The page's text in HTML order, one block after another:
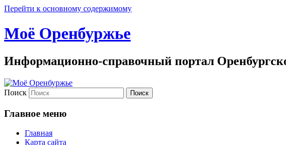
Перейти к основному содержимому
Моё Оренбуржье
Информационно-справочный портал
Поиск
Главное меню
Главная
Карта сайта